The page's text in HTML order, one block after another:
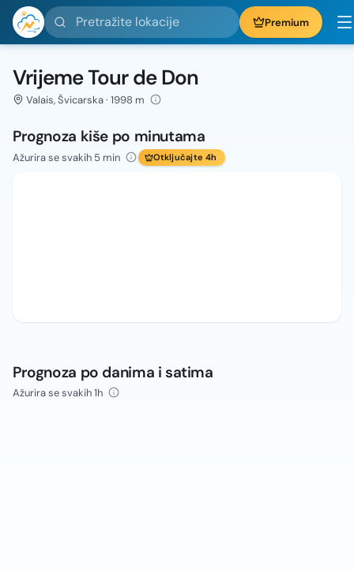
Pretražite lokacije Premium
Vrijeme Tour de Don
Valais, Švicarska · 1998 m
Prognoza kiše po minutama
Ažurira se svakih 5 min Otključajte 4h
Prognoza po danima i satima
Ažurira se svakih 1h